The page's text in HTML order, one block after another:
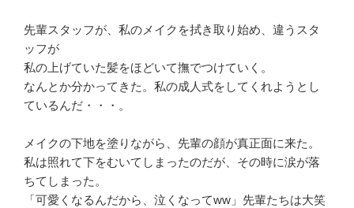
先輩スタッフが、私のメイクを拭き取り始め、違うスタ
ッフが
私の上げていた髪をほどいて撫でつけていく。
なんとか分かってきた。私の成人式をしてくれようとし
ているんだ・・・。
メイクの下地を塗りながら、先輩の顔が真正面に来た。
私は照れて下をむいてしまったのだが、その時に涙が落
ちてしまった。
「可愛くなるんだから、泣くなってww」先輩たちは大笑